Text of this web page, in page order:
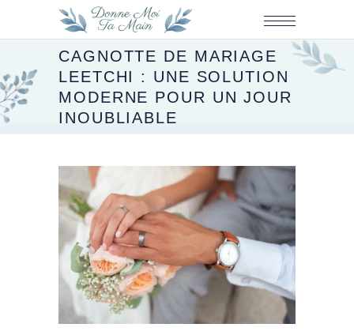
CAGNOTTE DE MARIAGE
LEETCHI : UNE SOLUTION
MODERNE POUR UN JOUR
INOUBLIABLE